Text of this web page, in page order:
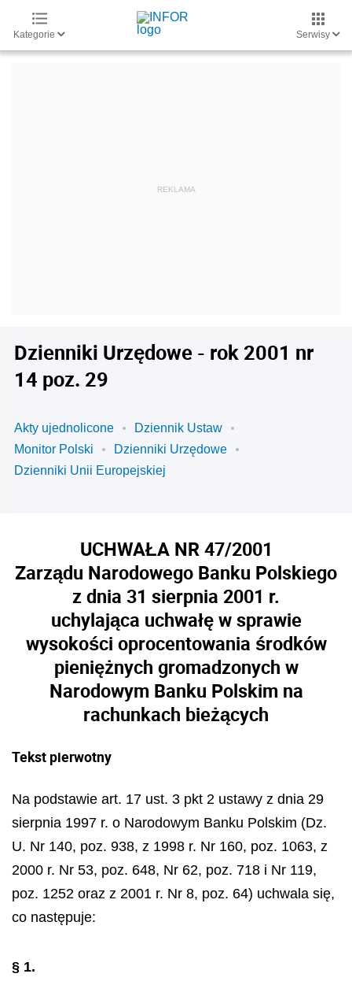
Kategorie Serwisy
Dzienniki Urzędowe - rok 2001 nr
14 poz. 29
Akty ujednolicone
Dziennik Ustaw
Monitor Polski
Dzienniki Urzędowe
Dzienniki Unii Europejskiej
UCHWAŁA NR 47/2001
Zarządu Narodowego Banku Polskiego
z dnia 31 sierpnia 2001 r.
uchylająca uchwałę w sprawie
wysokości oprocentowania środków
pieniężnych gromadzonych w
Narodowym Banku Polskim na
rachunkach bieżących
Tekst pierwotny
Na podstawie art. 17 ust. 3 pkt 2 ustawy z dnia 29
sierpnia 1997 r. o Narodowym Banku Polskim (Dz.
U. Nr 140, poz. 938, z 1998 r. Nr 160, poz. 1063, z
2000 r. Nr 53, poz. 648, Nr 62, poz. 718 i Nr 119,
poz. 1252 oraz z 2001 r. Nr 8, poz. 64) uchwala się,
co następuje:
§ 1.